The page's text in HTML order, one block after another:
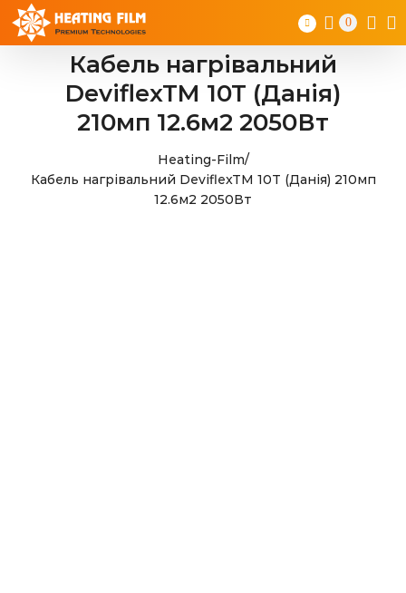
Skip
0
Кабель нагрівальний
DeviflexTM 10T (Данія)
210мп 12.6м2 2050Вт
Heating-Film/
Кабель нагрівальний DeviflexTM 10T (Данія) 210мп
12.6м2 2050Вт